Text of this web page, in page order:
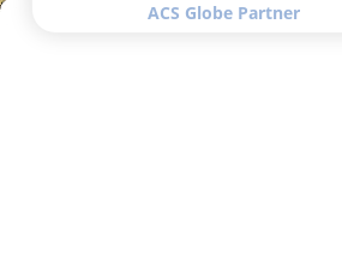
ACS Globe Partner